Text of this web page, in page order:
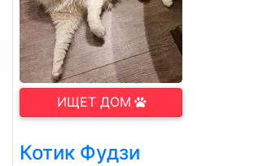
ИЩЕТ ДОМ
Котик Фудзи